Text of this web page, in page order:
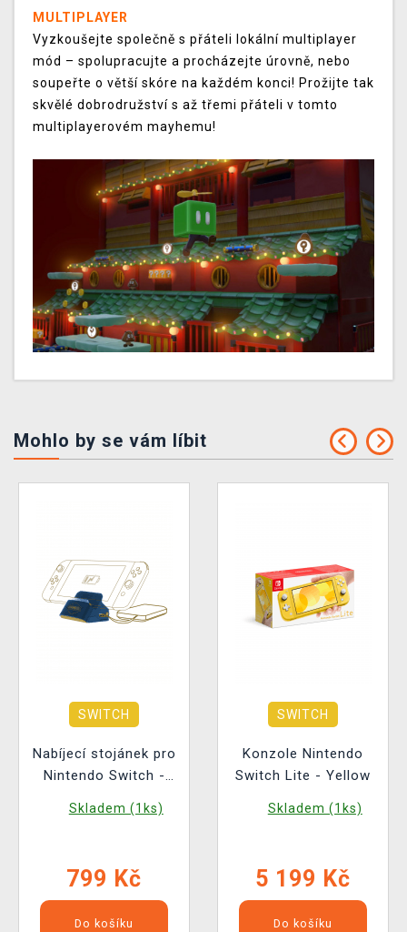
MULTIPLAYER
Vyzkoušejte společně s přáteli lokální multiplayer
mód – spolupracujte a procházejte úrovně, nebo
soupeřte o větší skóre na každém konci! Prožijte tak
skvělé dobrodružství s až třemi přáteli v tomto
multiplayerovém mayhemu!
Mohlo by se vám líbit
SWITCH
Nabíjecí stojánek pro
Nintendo Switch -
Skladem (1ks)
799 Kč
Do košíku
SWITCH
Konzole Nintendo
Switch Lite - Yellow
Skladem (1ks)
5 199 Kč
Do košíku